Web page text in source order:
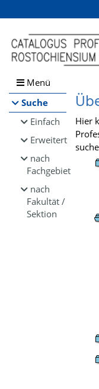
Browsen
direkt zum Inhalt
Menü
Suche
Einfach
Erweitert
nach
Fachgebiet
nach
Fakultät /
Sektion
Hier